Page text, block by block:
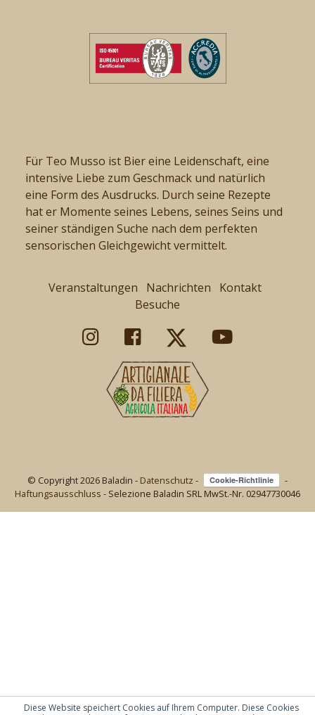
Diese Website speichert Cookies auf Ihrem Computer. Diese Cookies
Für Teo Musso ist Bier eine Leidenschaft, eine
intensive Liebe zum Geschmack und natürlich
eine Form des Ausdrucks. Durch seine Rezepte
hat er Momente seines Lebens, seines Seins und
seiner ständigen Suche nach dem perfekten
sensorischen Gleichgewicht vermittelt.
Veranstaltungen Nachrichten
Kontakt
Besuche
© Copyright 2026 Baladin - Datenschutz -
-
Haftungsausschluss - Selezione Baladin SRL MwSt.-Nr. 02947730046